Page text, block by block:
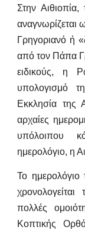
Στην
αναγνωρίζεται
Γρηγοριανό ή
από τον Πάπα
ειδικούς, η
υπολογισμό
Εκκλησία της
αρχαίες
υπόλοιπου
ημερολόγιο, η
Το ημερολόγιο
πολλές
Κοπτικής